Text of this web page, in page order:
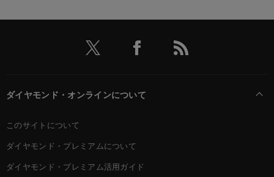
ダイヤモンド・オンラインについて
このサイトについて
ダイヤモンド・プレミアムについて
ダイヤモンド・プレミアム活用ガイド